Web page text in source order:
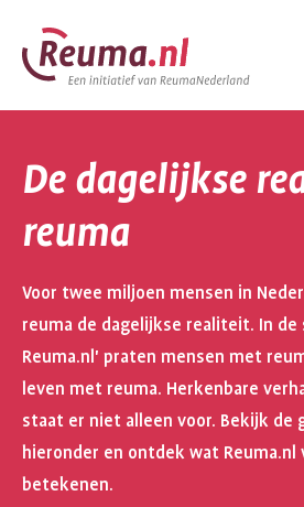
Spring
naar
hoofdinhoud
Spring
naar
footer
navigatie
De dagelijkse
reuma
Voor twee miljoen mensen in
reuma de dagelijkse realiteit. In de
Reuma.nl' praten mensen met
leven met reuma. Herkenbare
staat er niet alleen voor. Bekijk de
hieronder en ontdek wat Reuma.nl
betekenen.